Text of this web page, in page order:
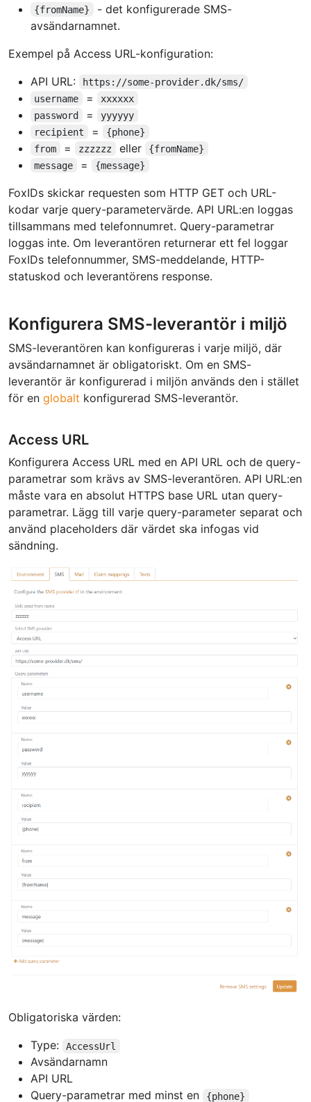
{fromName}
- det konfigurerade SMS-
avsändarnamnet.
Exempel på Access URL-konfiguration:
API URL:
https://some-provider.dk/sms/
username
=
xxxxxx
password
=
yyyyyy
recipient
=
{phone}
from
= zzzzzz eller
{fromName}
message
= {message}
FoxIDs skickar requesten som HTTP GET och URL-
kodar varje query-parametervärde. API URL:en loggas
tillsammans med telefonnumret. Query-parametrar
loggas inte. Om leverantören returnerar ett fel loggar
FoxIDs telefonnummer, SMS-meddelande, HTTP-
statuskod och leverantörens response.
Konfigurera SMS-leverantör i miljö
SMS-leverantören kan konfigureras i varje miljö, där
avsändarnamnet är obligatoriskt. Om en SMS-
leverantör är konfigurerad i miljön används den i stället
för en globalt konfigurerad SMS-leverantör.
Access URL
Konfigurera Access URL med en API URL och de query-
parametrar som krävs av SMS-leverantören. API URL:en
måste vara en absolut HTTPS base URL utan query-
parametrar. Lägg till varje query-parameter separat och
använd placeholders där värdet ska infogas vid
sändning.
Obligatoriska värden:
Type:
AccessUrl
Avsändarnamn
API URL
Query-parametrar med minst en
{phone}